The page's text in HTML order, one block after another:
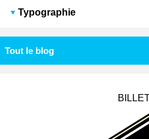
Typographie
Tout le blog